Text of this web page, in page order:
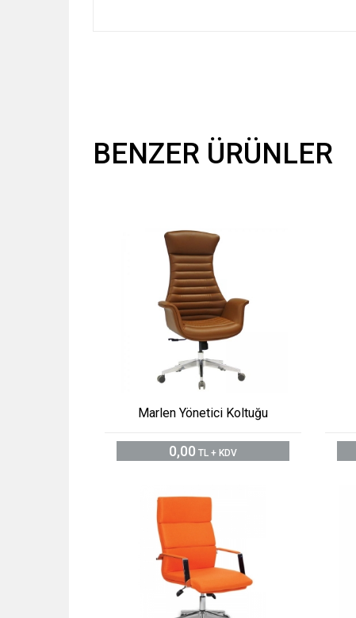
BENZER ÜRÜNLER
Marlen Yönetici Koltuğu
0,00 TL + KDV